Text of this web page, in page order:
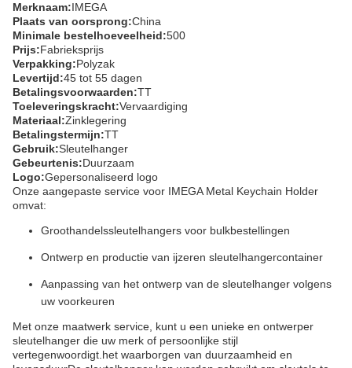
Merknaam:IMEGA
Plaats van oorsprong:China
Minimale bestelhoeveelheid:500
Prijs:Fabrieksprijs
Verpakking:Polyzak
Levertijd:45 tot 55 dagen
Betalingsvoorwaarden:TT
Toeleveringskracht:Vervaardiging
Materiaal:Zinklegering
Betalingstermijn:TT
Gebruik:Sleutelhanger
Gebeurtenis:Duurzaam
Logo:Gepersonaliseerd logo
Onze aangepaste service voor IMEGA Metal Keychain Holder
omvat:
Groothandelssleutelhangers voor bulkbestellingen
Ontwerp en productie van ijzeren sleutelhangercontainer
Aanpassing van het ontwerp van de sleutelhanger volgens
uw voorkeuren
Met onze maatwerk service, kunt u een unieke en ontwerper
sleutelhanger die uw merk of persoonlijke stijl
vertegenwoordigt.het waarborgen van duurzaamheid en